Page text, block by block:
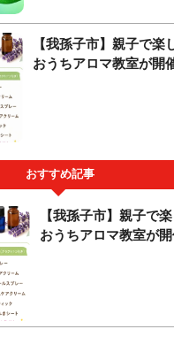
【我孫子市】親子で楽
おうちアロマ教室が開
おすすめ記事
【我孫子市】親子で
おうちアロマ教室が